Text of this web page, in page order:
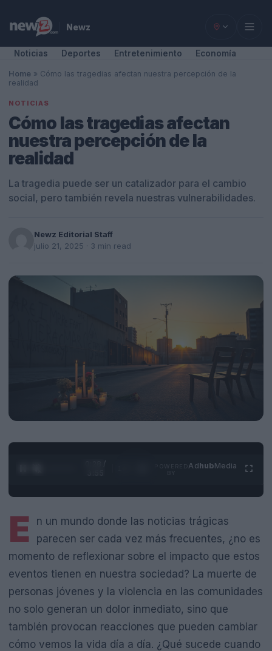
Newz
Noticias Deportes Entretenimiento Economía
Home » Cómo las tragedias afectan nuestra percepción de la
realidad
NOTICIAS
Cómo las tragedias afectan
nuestra percepción de la
realidad
La tragedia puede ser un catalizador para el cambio
social, pero también revela nuestras vulnerabilidades.
Newz Editorial Staff
julio 21, 2025 · 3 min read
0:28 /
AdhubMedia
E
n un mundo donde las noticias trágicas
parecen ser cada vez más frecuentes, ¿no es
momento de reflexionar sobre el impacto que estos
eventos tienen en nuestra sociedad? La muerte de
personas jóvenes y la violencia en las comunidades
no solo generan un dolor inmediato, sino que
también provocan reacciones que pueden cambiar
cómo vemos la vida día a día. ¿Qué sucede cuando